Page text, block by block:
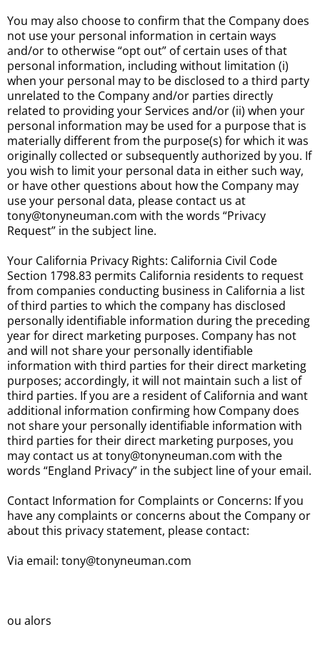
You may also choose to confirm that the Company does
not use your personal information in certain ways
and/or to otherwise “opt out” of certain uses of that
personal information, including without limitation (i)
when your personal may to be disclosed to a third party
unrelated to the Company and/or parties directly
related to providing your Services and/or (ii) when your
personal information may be used for a purpose that is
materially different from the purpose(s) for which it was
originally collected or subsequently authorized by you. If
you wish to limit your personal data in either such way,
or have other questions about how the Company may
use your personal data, please contact us at
tony@tonyneuman.com with the words “Privacy
Request” in the subject line.
Your California Privacy Rights: California Civil Code
Section 1798.83 permits California residents to request
from companies conducting business in California a list
of third parties to which the company has disclosed
personally identifiable information during the preceding
year for direct marketing purposes. Company has not
and will not share your personally identifiable
information with third parties for their direct marketing
purposes; accordingly, it will not maintain such a list of
third parties. If you are a resident of California and want
additional information confirming how Company does
not share your personally identifiable information with
third parties for their direct marketing purposes, you
may contact us at tony@tonyneuman.com with the
words “England Privacy” in the subject line of your email.
Contact Information for Complaints or Concerns: If you
have any complaints or concerns about the Company or
about this privacy statement, please contact:
Via email: tony@tonyneuman.com
ou alors